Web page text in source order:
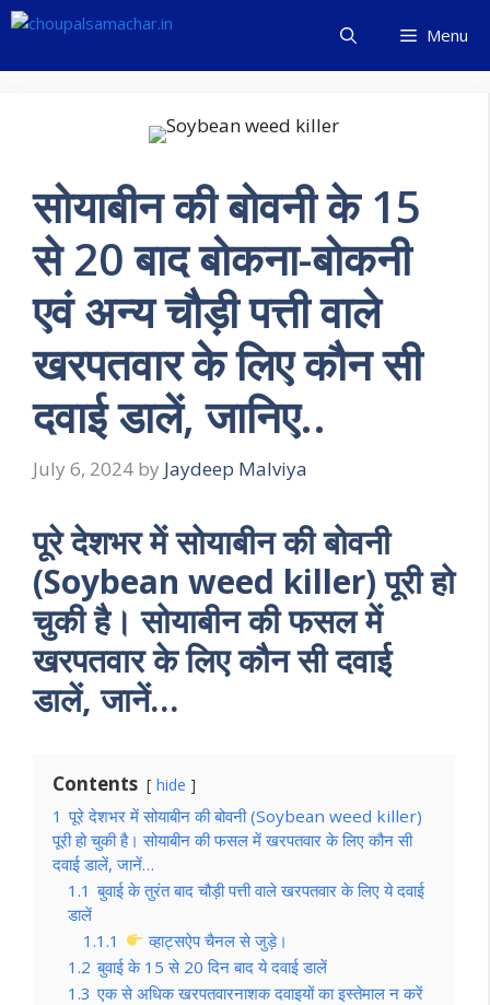
Skip
content
Menu
सोयाबीन की बोवनी के 15
से 20 बाद बोकना-बोकनी
एवं अन्य चौड़ी पत्ती वाले
खरपतवार के लिए कौन सी
दवाई डालें, जानिए..
July 6, 2024 by Jaydeep Malviya
पूरे देशभर में सोयाबीन की बोवनी
(Soybean weed killer) पूरी हो
चुकी है। सोयाबीन की फसल में
खरपतवार के लिए कौन सी दवाई
डालें, जानें…
Contents hide
1 पूरे देशभर में सोयाबीन की बोवनी (Soybean weed killer)
पूरी हो चुकी है। सोयाबीन की फसल में खरपतवार के लिए कौन सी
दवाई डालें, जानें…
1.1 बुवाई के तुरंत बाद चौड़ी पत्ती वाले खरपतवार के लिए ये दवाई
डालें
1.1.1
व्हाट्सऐप चैनल से जुड़े।
1.2 बुवाई के 15 से 20 दिन बाद ये दवाई डालें
1.3 एक से अधिक खरपतवारनाशक दवाइयों का इस्तेमाल न करें